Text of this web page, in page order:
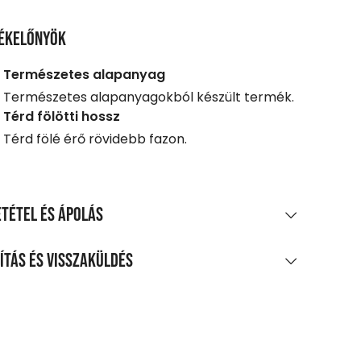
Természetes alapanyag
Természetes alapanyagokból készült termék.
Térd fölötti hossz
Térd fölé érő rövidebb fazon.
és ápolás
és visszaküldés